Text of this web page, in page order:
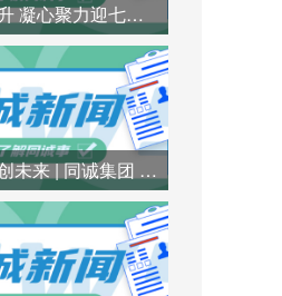
对标先进促提升 凝心聚力迎七一 | 同诚咨询赴行业标杆企业参访交流
智启新程・数创未来 | 同诚集团 AI 技术专题培训圆满举办